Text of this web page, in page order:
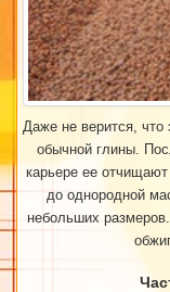
Даже не верится, что
обычной глины.
карьере ее
до однородной
небольших